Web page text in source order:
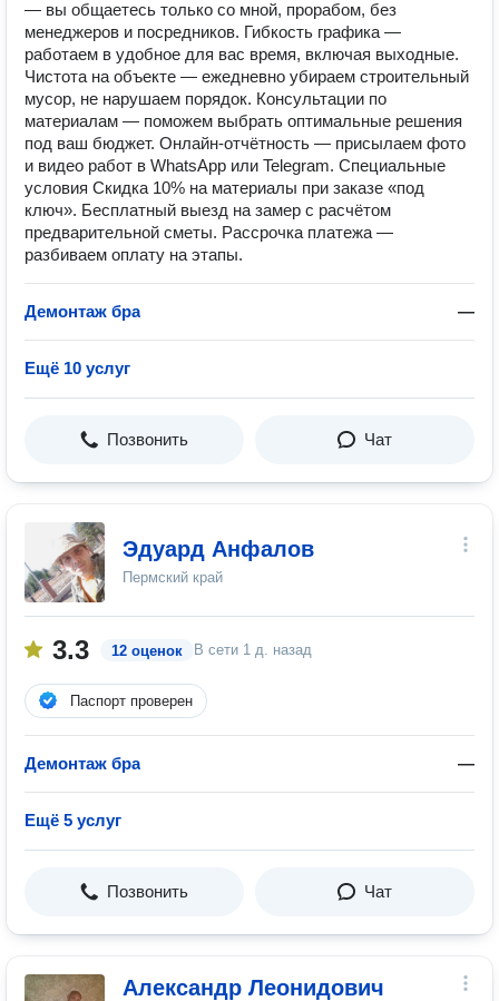
— вы общаетесь только со мной, прорабом, без
менеджеров и посредников. Гибкость графика —
работаем в удобное для вас время, включая выходные.
Чистота на объекте — ежедневно убираем строительный
мусор, не нарушаем порядок. Консультации по
материалам — поможем выбрать оптимальные решения
под ваш бюджет. Онлайн‑отчётность — присылаем фото
и видео работ в WhatsApp или Telegram. Специальные
условия Скидка 10% на материалы при заказе «под
ключ». Бесплатный выезд на замер с расчётом
предварительной сметы. Рассрочка платежа —
разбиваем оплату на этапы.
Демонтаж бра —
Ещё 10 услуг
Позвонить Чат
Эдуард Анфалов
Пермский край
3.3 12 оценок В сети 1 д. назад
Паспорт проверен
Демонтаж бра —
Ещё 5 услуг
Позвонить Чат
Александр Леонидович